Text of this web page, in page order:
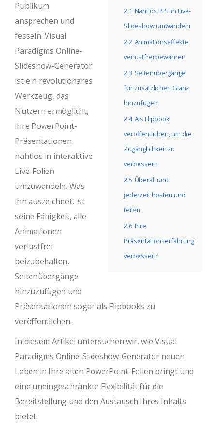
2.1 Nahtlos PPT in Live-
Slideshow umwandeln
2.2 Animationseffekte
verlustfrei bewahren
2.3 Seitenübergänge
für zusätzlichen Glanz
hinzufügen
2.4 Als Flipbook
veröffentlichen, um die
Zugänglichkeit zu
verbessern
2.5 Überall und
jederzeit hosten und
teilen
2.6 Ihre
Präsentationserfahrung
verbessern
Publikum
ansprechen und
fesseln. Visual
Paradigms Online-
Slideshow-Generator
ist ein revolutionäres
Werkzeug, das
Nutzern ermöglicht,
ihre PowerPoint-
Präsentationen
nahtlos in interaktive
Live-Folien
umzuwandeln. Was
ihn auszeichnet, ist
seine Fähigkeit, alle
Animationen
verlustfrei
beizubehalten,
Seitenübergänge
hinzuzufügen und
Präsentationen sogar als Flipbooks zu
veröffentlichen.
In diesem Artikel untersuchen wir, wie Visual
Paradigms Online-Slideshow-Generator neuen
Leben in Ihre alten PowerPoint-Folien bringt und
eine uneingeschränkte Flexibilität für die
Bereitstellung und den Austausch Ihres Inhalts
bietet.